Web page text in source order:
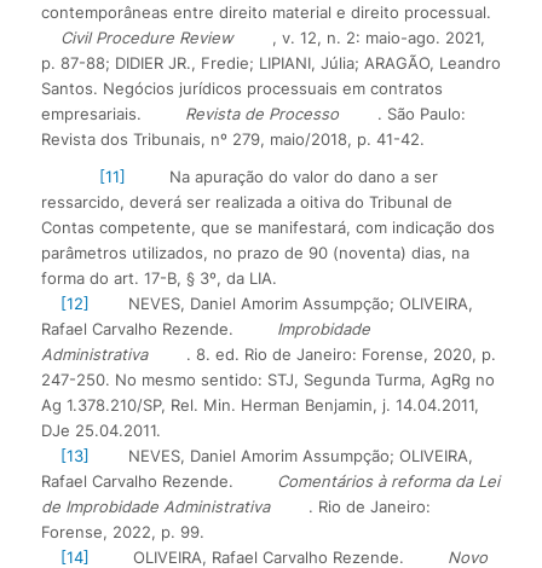
contemporâneas entre direito material e direito processual.
Civil Procedure Review
, v. 12, n. 2: maio-ago. 2021,
p. 87-88; DIDIER JR., Fredie; LIPIANI, Júlia; ARAGÃO, Leandro
Santos. Negócios jurídicos processuais em contratos
empresariais.
Revista de Processo
. São Paulo:
Revista dos Tribunais, nº 279, maio/2018, p. 41-42.
[11]
Na apuração do valor do dano a ser
ressarcido, deverá ser realizada a oitiva do Tribunal de
Contas competente, que se manifestará, com indicação dos
parâmetros utilizados, no prazo de 90 (noventa) dias, na
forma do art. 17-B, § 3º, da LIA.
[12]
NEVES, Daniel Amorim Assumpção; OLIVEIRA,
Rafael Carvalho Rezende.
Improbidade
Administrativa
. 8. ed. Rio de Janeiro: Forense, 2020, p.
247-250. No mesmo sentido: STJ, Segunda Turma, AgRg no
Ag 1.378.210/SP, Rel. Min. Herman Benjamin, j. 14.04.2011,
DJe 25.04.2011.
[13]
NEVES, Daniel Amorim Assumpção; OLIVEIRA,
Rafael Carvalho Rezende.
Comentários à reforma da Lei
de Improbidade Administrativa
. Rio de Janeiro:
Forense, 2022, p. 99.
[14]
OLIVEIRA, Rafael Carvalho Rezende.
Novo